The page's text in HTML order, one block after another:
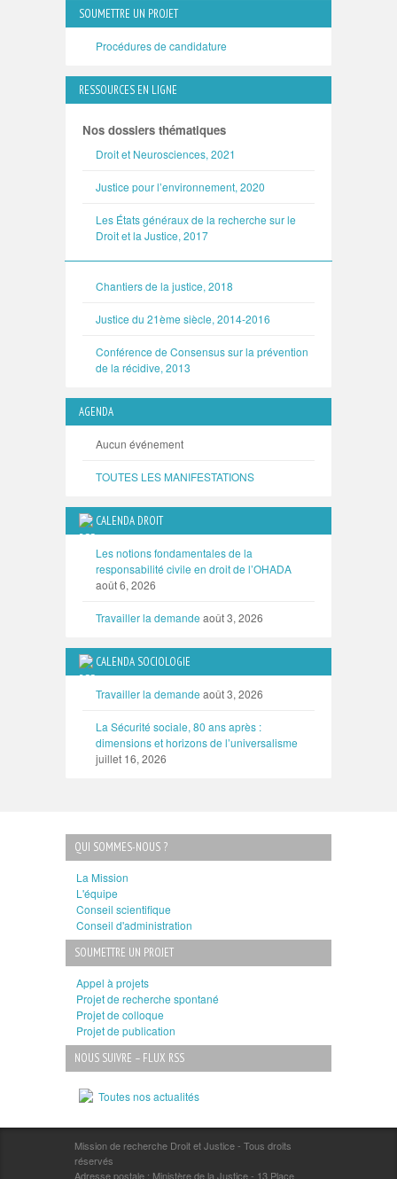
SOUMETTRE UN PROJET
Procédures de candidature
RESSOURCES EN LIGNE
Nos dossiers thématiques
Droit et Neurosciences, 2021
Justice pour l’environnement, 2020
Les États généraux de la recherche sur le
Droit et la Justice, 2017
Chantiers de la justice, 2018
Justice du 21ème siècle, 2014-2016
Conférence de Consensus sur la prévention
de la récidive, 2013
AGENDA
Aucun événement
TOUTES LES MANIFESTATIONS
CALENDA DROIT
Les notions fondamentales de la
responsabilité civile en droit de l’OHADA
août 6, 2026
Travailler la demande août 3, 2026
CALENDA SOCIOLOGIE
Travailler la demande août 3, 2026
La Sécurité sociale, 80 ans après :
dimensions et horizons de l’universalisme
juillet 16, 2026
QUI SOMMES-NOUS ?
La Mission
L'équipe
Conseil scientifique
Conseil d'administration
SOUMETTRE UN PROJET
Appel à projets
Projet de recherche spontané
Projet de colloque
Projet de publication
NOUS SUIVRE – FLUX RSS
Toutes nos actualités
Mission de recherche Droit et Justice - Tous droits
réservés
Adresse postale : Ministère de la Justice - 13 Place